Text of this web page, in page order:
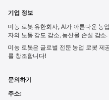
기업 정보
미농 로봇 유한회사, AI가 아름다운 농
자의 노동 강도 감소, 농산물 손실 감소.
미농 로봇은 글로벌 전문 농업 로봇 제
를 창조합니다!
문의하기
주소: